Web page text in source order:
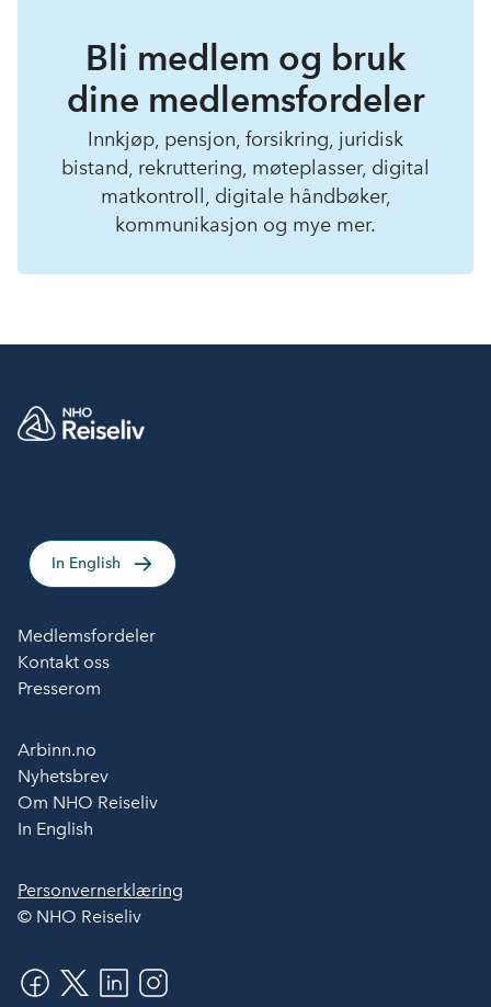
Bli medlem og bruk
dine medlemsfordeler
Innkjøp, pensjon, forsikring, juridisk
bistand, rekruttering, møteplasser, digital
matkontroll, digitale håndbøker,
kommunikasjon og mye mer.
In English
Medlemsfordeler
Kontakt oss
Presserom
Arbinn.no
Nyhetsbrev
Om NHO Reiseliv
In English
Personvernerklæring
© NHO Reiseliv